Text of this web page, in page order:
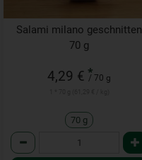
Salami milano geschnitten
70 g
4,29 € *
/ 70 g
70 g
Anzahl